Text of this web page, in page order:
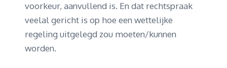
voorkeur, aanvullend is. En dat rechtspraak
veelal gericht is op hoe een wettelijke
regeling uitgelegd zou moeten/kunnen
worden.